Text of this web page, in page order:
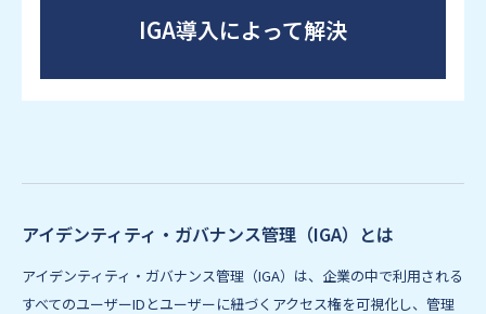
IGA導入によって解決
アイデンティティ・ガバナンス管理（IGA）とは
アイデンティティ・ガバナンス管理（IGA）は、企業の中で利用される
すべてのユーザーIDとユーザーに紐づくアクセス権を可視化し、管理